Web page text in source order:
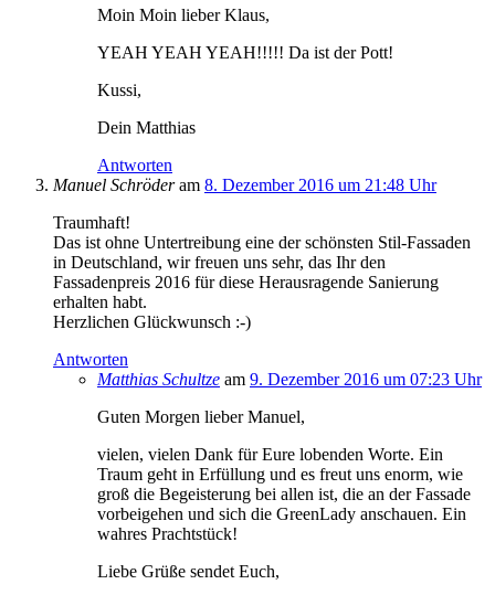
Moin Moin lieber Klaus,
YEAH YEAH YEAH!!!!! Da ist der Pott!
Kussi,
Dein Matthias
Antworten
Manuel Schröder am 8. Dezember 2016 um 21:48 Uhr
Traumhaft!
Das ist ohne Untertreibung eine der schönsten Stil-Fassaden
in Deutschland, wir freuen uns sehr, das Ihr den
Fassadenpreis 2016 für diese Herausragende Sanierung
erhalten habt.
Herzlichen Glückwunsch :-)
Antworten
Matthias Schultze am 9. Dezember 2016 um 07:23 Uhr
Guten Morgen lieber Manuel,
vielen, vielen Dank für Eure lobenden Worte. Ein
Traum geht in Erfüllung und es freut uns enorm, wie
groß die Begeisterung bei allen ist, die an der Fassade
vorbeigehen und sich die GreenLady anschauen. Ein
wahres Prachtstück!
Liebe Grüße sendet Euch,